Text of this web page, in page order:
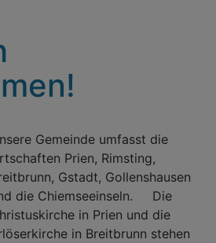
Gemeinde umfasst die
Prien, Rimsting,
Gstadt, Gollenshausen
die Chiemseeinseln. Die
in Prien und die
in Breitbrunn stehen